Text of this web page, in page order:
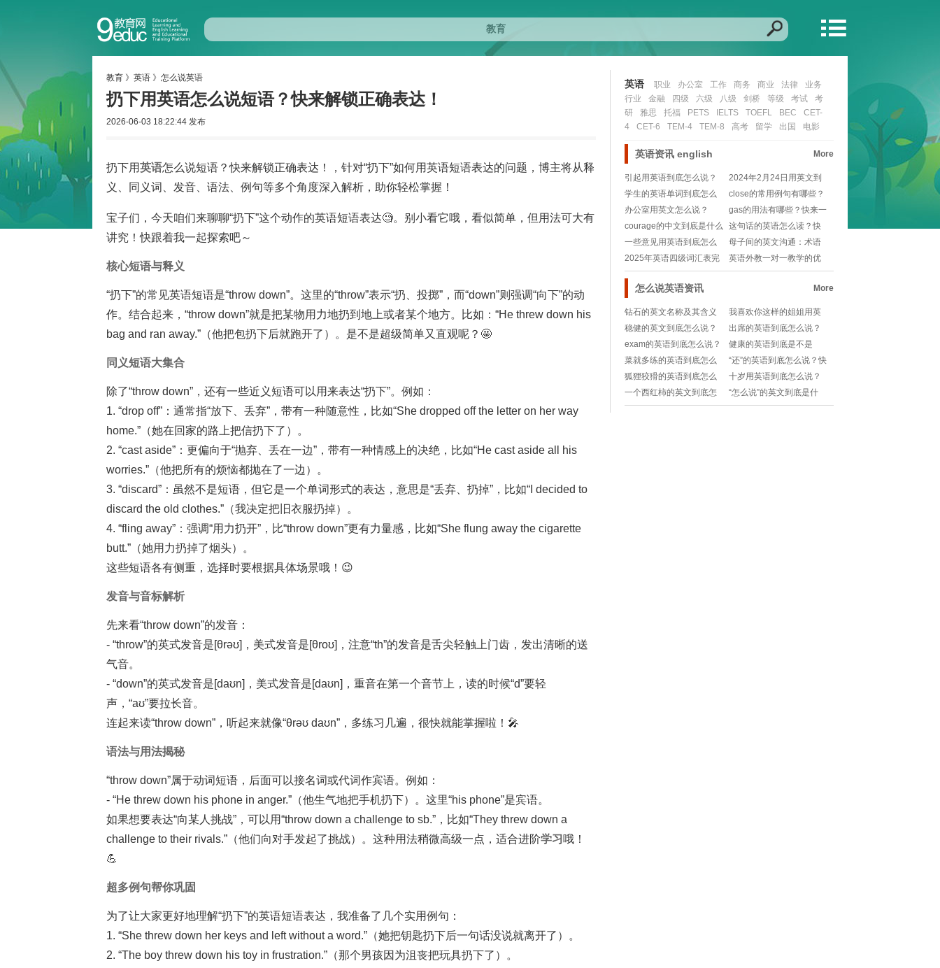
教育 》 英语 》 怎么说英语
扔下用英语怎么说短语？快来解锁正确表达！
2026-06-03 18:22:44 发布
扔下用英语怎么说短语？快来解锁正确表达！，针对“扔下”如何用英语短语表达的问题，博主将从释
义、同义词、发音、语法、例句等多个角度深入解析，助你轻松掌握！
宝子们，今天咱们来聊聊“扔下”这个动作的英语短语表达🧐。别小看它哦，看似简单，但用法可大有
讲究！快跟着我一起探索吧～
核心短语与释义
“扔下”的常见英语短语是“throw down”。这里的“throw”表示“扔、投掷”，而“down”则强调“向下”的动
作。结合起来，“throw down”就是把某物用力地扔到地上或者某个地方。比如：“He threw down his
bag and ran away.”（他把包扔下后就跑开了）。是不是超级简单又直观呢？🤩
同义短语大集合
除了“throw down”，还有一些近义短语可以用来表达“扔下”。例如：
1. “drop off”：通常指“放下、丢弃”，带有一种随意性，比如“She dropped off the letter on her way
home.”（她在回家的路上把信扔下了）。
2. “cast aside”：更偏向于“抛弃、丢在一边”，带有一种情感上的决绝，比如“He cast aside all his
worries.”（他把所有的烦恼都抛在了一边）。
3. “discard”：虽然不是短语，但它是一个单词形式的表达，意思是“丢弃、扔掉”，比如“I decided to
discard the old clothes.”（我决定把旧衣服扔掉）。
4. “fling away”：强调“用力扔开”，比“throw down”更有力量感，比如“She flung away the cigarette
butt.”（她用力扔掉了烟头）。
这些短语各有侧重，选择时要根据具体场景哦！😉
发音与音标解析
先来看“throw down”的发音：
- “throw”的英式发音是[θrəʊ]，美式发音是[θroʊ]，注意“th”的发音是舌尖轻触上门齿，发出清晰的送
气音。
- “down”的英式发音是[daʊn]，美式发音是[daʊn]，重音在第一个音节上，读的时候“d”要轻
声，“aʊ”要拉长音。
连起来读“throw down”，听起来就像“θrəʊ daʊn”，多练习几遍，很快就能掌握啦！🎤
语法与用法揭秘
“throw down”属于动词短语，后面可以接名词或代词作宾语。例如：
- “He threw down his phone in anger.”（他生气地把手机扔下）。这里“his phone”是宾语。
如果想要表达“向某人挑战”，可以用“throw down a challenge to sb.”，比如“They threw down a
challenge to their rivals.”（他们向对手发起了挑战）。这种用法稍微高级一点，适合进阶学习 哦！
💪
超多例句帮你巩固
为了让大家更好地理解“扔下”的英语短语表达，我准备了几个实用例句：
1. “She threw down her keys and left without a word.”（她把钥匙扔下后一句话没说就离开了）。
2. “The boy threw down his toy in frustration.”（那个男孩因为沮丧把玩具扔下了）。
英语 职业 办公室 工作 商务 商业 法律
业务
行业
金融 四级 六级 八级 剑桥 等级 考试
考
研
雅思 托福 PETS IELTS TOEFL BEC
CET-
4
CET-6 TEM-4 TEM-8 高考 留学 出国 电影
英语资讯 english More
引起用英语到底怎么说？
快来学习这个超实用
2024年2月24日用英文到
底怎么写？快
学生的英语单词到底怎么
说？怎么写？快来解
close的常用例句有哪些？
快来收藏学习
办公室用英文怎么说？
gas的用法有哪些？快来一
起学习吧！
courage的中文到底是什么
意思？快来
这句话的英语怎么读？快
来学习正确的发音和
一些意见用英语到底怎么
说？快来学习吧！
母子间的英文沟通：术语
与表达
2025年英语四级词汇表完
整版详解
英语外教一对一教学的优
势与实践策略
怎么说英语资讯 More
钻石的英文名称及其含义
我喜欢你这样的姐姐用英
文怎么说？快来学习这句
浪漫表白语吧！
稳健的英文到底怎么说？
快来学习这个超实用单
词！
出席的英语到底怎么说？
快来学习这个常用表达！
exam的英语到底怎么说？
快进来了解一下吧！
健康的英语到底是不是
fine？快来解锁正确答案！
菜就多练的英语到底怎么
说？快来学习这个实用表
达！
“还”的英语到底怎么说？快
来一起探索吧！
狐狸狡猾的英语到底怎么
说？快来解锁正确表达！
十岁用英语到底怎么说？
快进来掌握这个简单又实
用的表达！
一个西红柿的英文到底怎
么说？快来解锁正确表
“怎么说”的英文到底是什
么？快来一起学习吧！